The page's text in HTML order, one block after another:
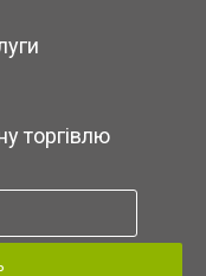
торгівлю